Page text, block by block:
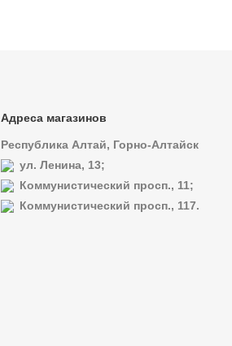
Адреса магазинов
Республика Алтай, Горно-Алтайск
ул. Ленина, 13;
Коммунистический просп., 11;
Коммунистический просп., 117.